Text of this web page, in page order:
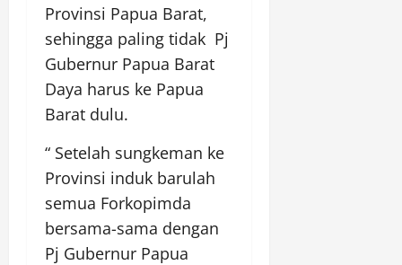
Provinsi Papua Barat,
sehingga paling tidak Pj
Gubernur Papua Barat
Daya harus ke Papua
Barat dulu.
“ Setelah sungkeman ke
Provinsi induk barulah
semua Forkopimda
bersama-sama dengan
Pj Gubernur Papua